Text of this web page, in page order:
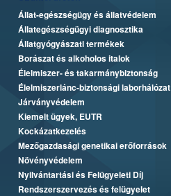
Állat-egészségügy és állatvédelem
Állategészségügyi diagnosztika
Állatgyógyászati termékek
Borászat és alkoholos italok
Élelmiszer- és takarmánybiztonság
Élelmiszerlánc-biztonsági laborhálózat
Járványvédelem
Kiemelt ügyek, EUTR
Kockázatkezelés
Mezőgazdasági genetikai erőforrások
Növényvédelem
Nyilvántartási és Felügyeleti Díj
Rendszerszervezés és felügyelet